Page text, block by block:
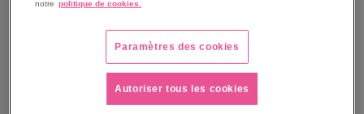
Assise large et confortable.
Fabriquée à base de matériaux hygiéniques et faciles à
Voir le descriptif complet
notre politique de cookies.
Paramètres des cookies
Autoriser tous les cookies